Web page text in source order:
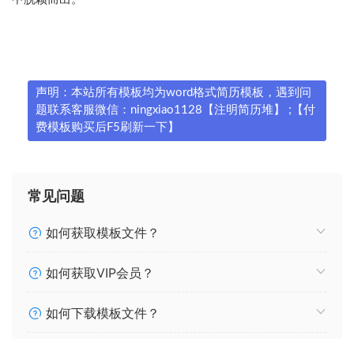
声明：本站所有模板均为word格式简历模板，遇到问
题联系客服微信：ningxiao1128【注明简历堆】 ;【付
费模板购买后F5刷新一下】
常见问题
如何获取模板文件？
如何获取VIP会员？
如何下载模板文件？